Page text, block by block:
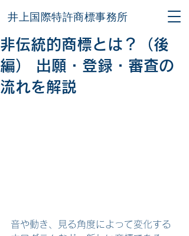
井上国際特許商標事務所
非伝統的商標とは？（後
編） 出願・登録・審査の
流れを解説
音や動き、見る角度によって変化する